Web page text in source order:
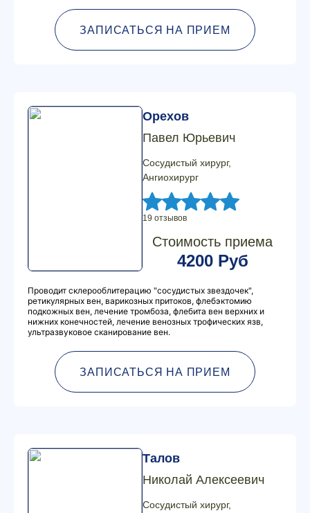
ЗАПИСАТЬСЯ НА ПРИЕМ
Орехов
Павел Юрьевич
Сосудистый хирург,
Ангиохирург
19 отзывов
Стоимость приема
4200 Руб
Проводит склерооблитерацию "сосудистых звездочек",
ретикулярных вен, варикозных притоков, флебэктомию
подкожных вен, лечение тромбоза, флебита вен верхних и
нижних конечностей, лечение венозных трофических язв,
ультразвуковое сканирование вен.
ЗАПИСАТЬСЯ НА ПРИЕМ
Талов
Николай Алексеевич
Сосудистый хирург,